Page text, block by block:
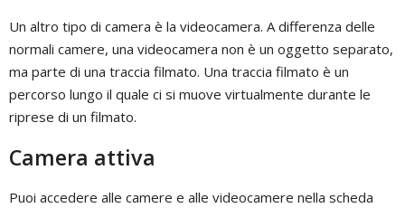
Un altro tipo di camera è la videocamera. A differenza delle
normali camere, una videocamera non è un oggetto separato,
ma parte di una traccia filmato. Una traccia filmato è un
percorso lungo il quale ci si muove virtualmente durante le
riprese di un filmato.
Camera attiva
Puoi accedere alle camere e alle videocamere nella scheda